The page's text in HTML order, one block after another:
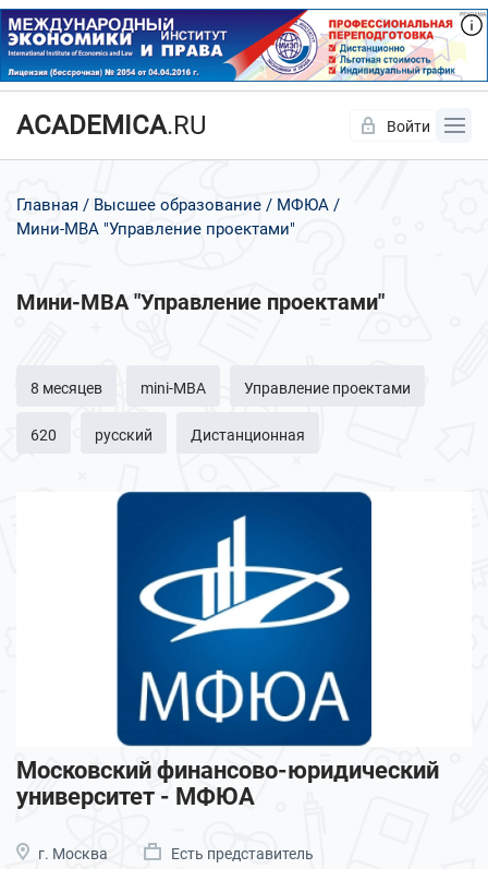
ACADEMICA.RU Войти
Главная Высшее образование
МФЮА
Мини-MBA "Управление проектами"
Мини-MBA "Управление проектами"
8 месяцев mini-MBA Управление проектами
620 русский Дистанционная
Московский финансово-юридический
университет - МФЮА
г. Москва Есть представитель
Да Нет